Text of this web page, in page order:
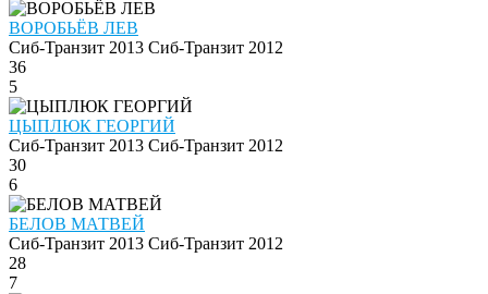
ВОРОБЬЁВ ЛЕВ
Сиб-Транзит 2013 Сиб-Транзит 2012
36
5
ЦЫПЛЮК ГЕОРГИЙ
Сиб-Транзит 2013 Сиб-Транзит 2012
30
6
БЕЛОВ МАТВЕЙ
Сиб-Транзит 2013 Сиб-Транзит 2012
28
7